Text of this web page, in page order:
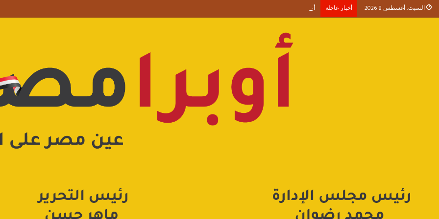
السبت, أغسطس 8 2026 أخبار عاجلة أحمد طنطاوي يكتب حين يصبح الوجود علامة استفهام